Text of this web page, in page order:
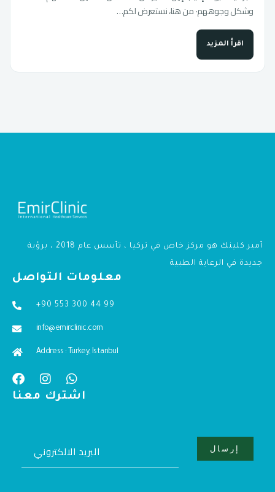
وشكل وجوههم· من هنا، نستعرض لكم…
اقرأ المزيد
أمير كلينك هو مركز خاص في تركيا ، تأسس عام 2018 ، برؤية
جديدة في الرعاية الطبية
معلومات التواصل
+90 553 300 44 99
info@emirclinic.com
Address : Turkey, Istanbul
اشترك معنا